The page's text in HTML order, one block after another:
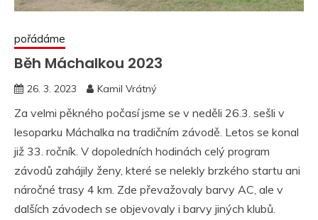
pořádáme
Běh Máchalkou 2023
26. 3. 2023 Kamil Vrátný
Za velmi pěkného počasí jsme se v neděli 26.3. sešli v
lesoparku Máchalka na tradičním závodě. Letos se konal
již 33. ročník. V dopoledních hodinách celý program
závodů zahájily ženy, které se nelekly brzkého startu ani
náročné trasy 4 km. Zde převažovaly barvy AC, ale v
dalších závodech se objevovaly i barvy jiných klubů.